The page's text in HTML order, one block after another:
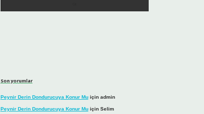
Son yorumlar
Peynir Derin Dondurucuya Konur Muiçin admin
Peynir Derin Dondurucuya Konur Muiçin Selim